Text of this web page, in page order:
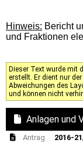
Hinweis: Bericht
und Fraktionen
Dieser Text wurde mit
erstellt. Er dient nur
Abweichungen des
und können nicht
Anlagen und
Antrag
2016-